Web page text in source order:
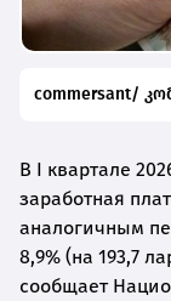
commersant/
В I квартале
заработная
аналогичным
8,9% (на 193,7
сообщает